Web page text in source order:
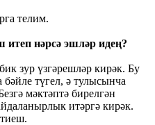
телим.
итеп нәрсә эшләр идең?
зур үзгәрешләр кирәк. Бу
бәйле түгел, ә тулысынча
мәктәптә бирелгән
итәргә кирәк.